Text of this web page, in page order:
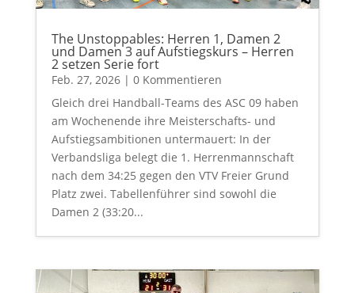
The Unstoppables: Herren 1, Damen 2
und Damen 3 auf Aufstiegskurs – Herren
2 setzen Serie fort
Feb. 27, 2026| 0 Kommentieren
Gleich drei Handball-Teams des ASC 09 haben
am Wochenende ihre Meisterschafts- und
Aufstiegsambitionen untermauert: In der
Verbandsliga belegt die 1. Herrenmannschaft
nach dem 34:25 gegen den VTV Freier Grund
Platz zwei. Tabellenführer sind sowohl die
Damen 2 (33:20...